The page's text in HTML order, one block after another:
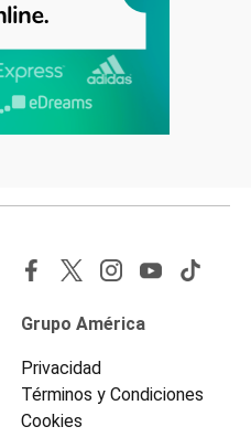
Grupo América
Privacidad
Términos y Condiciones
Cookies